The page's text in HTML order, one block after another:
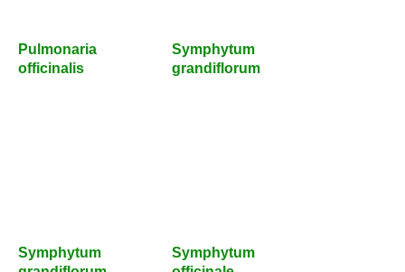
Pulmonaria
officinalis
Symphytum
grandiflorum
Symphytum
Symphytum